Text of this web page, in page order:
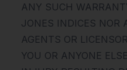
ANY SUCH
JONES INDICES NOR
AGENTS OR
YOU OR ANYONE